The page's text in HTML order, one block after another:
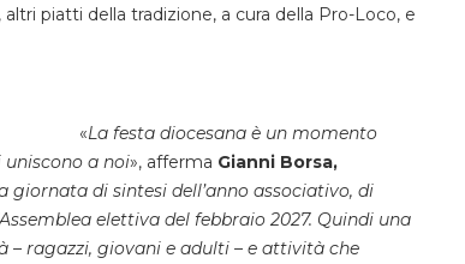
piatti della tradizione, a cura della Pro-Loco, e
«La festa diocesana è un momento
uniscono a noi», afferma Gianni Borsa,
giornata di sintesi dell’anno associativo, di
elettiva del febbraio 2027. Quindi una
– ragazzi, giovani e adulti – e attività che